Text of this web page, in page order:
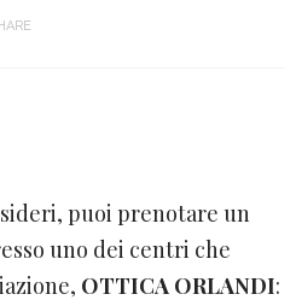
puoi prenotare un
uno dei centri che
OTTICA ORLANDI: